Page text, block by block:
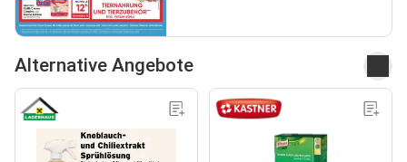
Alternative Angebote